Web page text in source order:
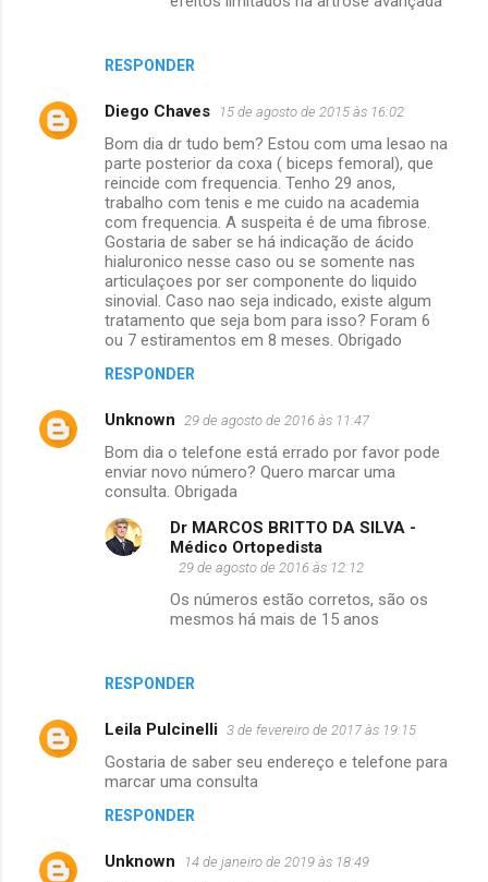
RESPONDER
Diego Chaves 15 de agosto de 2015 às 16:02
Bom dia dr tudo bem? Estou com uma lesao na
parte posterior da coxa ( biceps femoral), que
reincide com frequencia. Tenho 29 anos,
trabalho com tenis e me cuido na academia
com frequencia. A suspeita é de uma fibrose.
Gostaria de saber se há indicação de ácido
hialuronico nesse caso ou se somente nas
articulaçoes por ser componente do liquido
sinovial. Caso nao seja indicado, existe algum
tratamento que seja bom para isso? Foram 6
ou 7 estiramentos em 8 meses. Obrigado
RESPONDER
Unknown 29 de agosto de 2016 às 11:47
Bom dia o telefone está errado por favor pode
enviar novo número? Quero marcar uma
consulta. Obrigada
RESPONDER
Dr MARCOS BRITTO DA SILVA -
Médico Ortopedista
29 de agosto de 2016 às 12:12
Os números estão corretos, são os
mesmos há mais de 15 anos
Leila Pulcinelli 3 de fevereiro de 2017 às 19:15
Gostaria de saber seu endereço e telefone para
marcar uma consulta
RESPONDER
Unknown 14 de janeiro de 2019 às 18:49